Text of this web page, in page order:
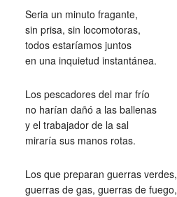
Seria un minuto fragante,
sin prisa, sin locomotoras,
todos estaríamos juntos
en una inquietud instantánea.
Los pescadores del mar frío
no harían dañó a las ballenas
y el trabajador de la sal
miraría sus manos rotas.
Los que preparan guerras verdes,
guerras de gas, guerras de fuego,